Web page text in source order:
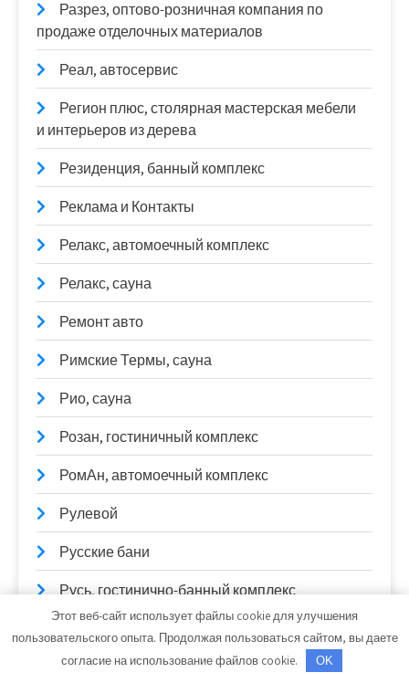
Разрез, оптово-розничная компания по
продаже отделочных материалов
Реал, автосервис
Регион плюс, столярная мастерская мебели
и интерьеров из дерева
Резиденция, банный комплекс
Реклама и Контакты
Релакс, автомоечный комплекс
Релакс, сауна
Ремонт авто
Римские Термы, сауна
Рио, сауна
Розан, гостиничный комплекс
РомАн, автомоечный комплекс
Рулевой
Русские бани
Русь, гостинично-банный комплекс
Рэн, сервисный автокомплекс
Сar blesk 22, автокомплекс
Этот веб-сайт использует файлы cookie для улучшения
пользовательского опыта. Продолжая пользоваться сайтом, вы даете
согласие на использование файлов cookie.
OK